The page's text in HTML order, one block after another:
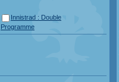
Innistrad : Double
Programme